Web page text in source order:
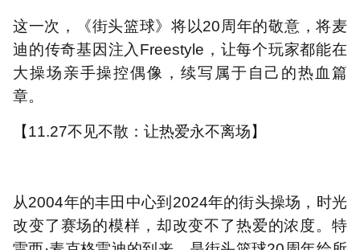
这一次，《街头篮球》将以20周年的敬意，将麦
迪的传奇基因注入Freestyle，让每个玩家都能在
大操场亲手操控偶像，续写属于自己的热血篇
章。
【11.27不见不散：让热爱永不离场】
从2004年的丰田中心到2024年的街头操场，时光
改变了赛场的模样，却改变不了热爱的浓度。特